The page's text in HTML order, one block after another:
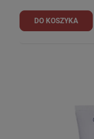
DO KOSZYKA